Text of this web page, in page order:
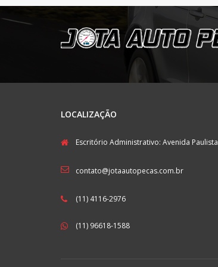
LOCALIZAÇÃO
Escritório Administrativo: Avenida Paulista
contato@jotaautopecas.com.br
(11) 4116-2976
(11) 96618-1588